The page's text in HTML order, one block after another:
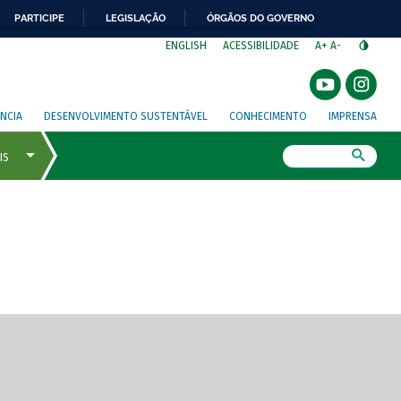
PARTICIPE LEGISLAÇÃO ÓRGÃOS DO GOVERNO
ENGLISH ACESSIBILIDADE A+ A-
DESENVOLVIMENTO SUSTENTÁVEL CONHECIMENTO IMPRENSA
de tela